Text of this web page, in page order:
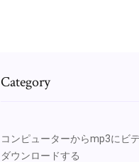
Category
コンピューターからmp3にビ
ダウンロードする